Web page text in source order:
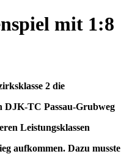
mit 1:8
2 die
DJK-TC Passau-Grubweg
Leistungsklassen
aufkommen. Dazu musste